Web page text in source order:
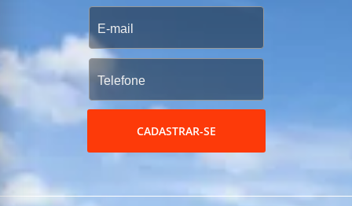
CADASTRAR-SE